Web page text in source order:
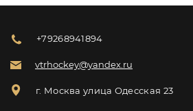
+79268941894
vtrhockey@yandex.ru
г. Москва улица Одесская 23